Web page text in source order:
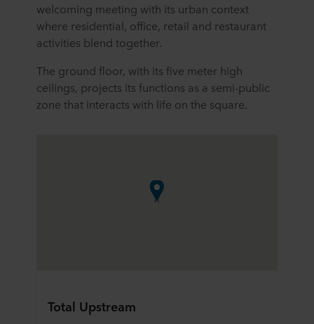
welcoming meeting with its urban context
where residential, office, retail and restaurant
activities blend together.
The ground floor, with its five meter high
ceilings, projects its functions as a semi-public
zone that interacts with life on the square.
Total Upstream